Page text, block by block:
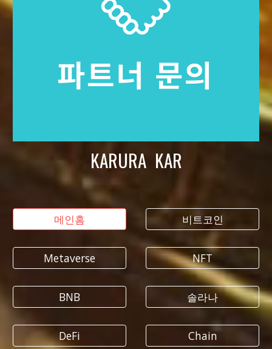
KARURA KAR
메인홈
Metaverse
BNB
DeFi
비트코인
NFT
솔라나
Chain